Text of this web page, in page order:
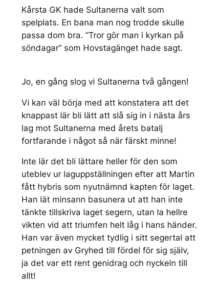
Kårsta GK hade Sultanerna valt som
spelplats. En bana man nog trodde skulle
passa dom bra. ”Tror gör man i kyrkan på
söndagar” som Hovstagänget hade sagt.
Jo, en gång slog vi Sultanerna två gången!
Vi kan väl börja med att konstatera att det
knappast lär bli lätt att slå sig in i nästa års
lag mot Sultanerna med årets batalj
fortfarande i något så när färskt minne!
Inte lär det bli lättare heller för den som
uteblev ur laguppställningen efter att Martin
fått hybris som nyutnämnd kapten för laget.
Han lät minsann basunera ut att han inte
tänkte tillskriva laget segern, utan la hellre
vikten vid att triumfen helt låg i hans händer.
Han var även mycket tydlig i sitt segertal att
petningen av Gryhed till fördel för sig själv,
ja det var ett rent genidrag och nyckeln till
allt!